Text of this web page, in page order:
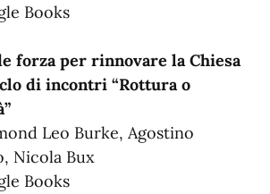
Books
forza per rinnovare la Chiesa
di incontri “Rottura o
Leo Burke, ‎Agostino
‎Nicola Bux
Books